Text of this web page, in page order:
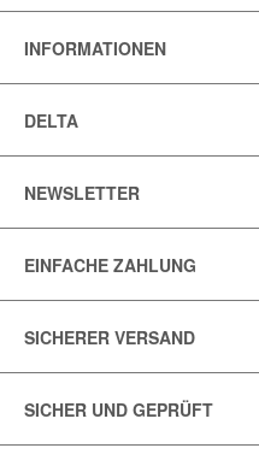
INFORMATIONEN
DELTA
NEWSLETTER
EINFACHE ZAHLUNG
SICHERER VERSAND
SICHER UND GEPRÜFT